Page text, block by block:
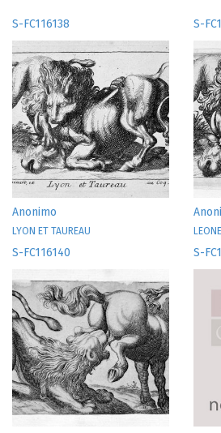
S-FC116138
Anonimo
LYON ET TAUREAU
S-
S-FC116140 S-